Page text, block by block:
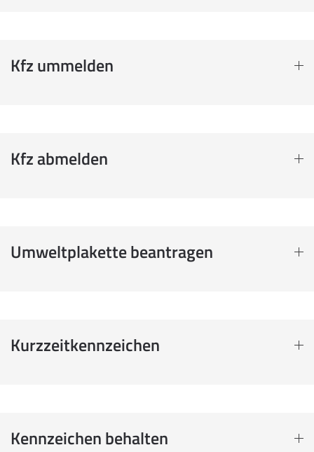
Kfz ummelden
Kfz abmelden
Umweltplakette beantragen
Kurzzeitkennzeichen
Kennzeichen behalten